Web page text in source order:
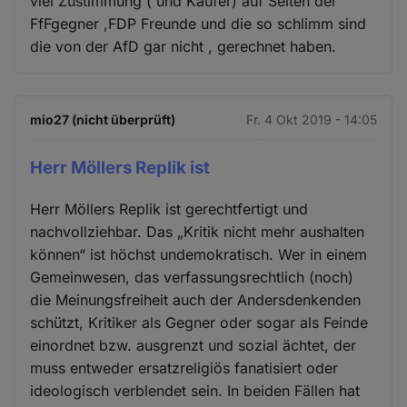
FfFgegner ,FDP Freunde und die so schlimm sind
die von der AfD gar nicht , gerechnet haben.
mio27 (nicht überprüft) Fr. 4 Okt 2019 - 14:05
Herr Möllers Replik ist
Herr Möllers Replik ist gerechtfertigt und
nachvollziehbar. Das „Kritik nicht mehr aushalten
können“ ist höchst undemokratisch. Wer in einem
Gemeinwesen, das verfassungsrechtlich (noch)
die Meinungsfreiheit auch der Andersdenkenden
schützt, Kritiker als Gegner oder sogar als Feinde
einordnet bzw. ausgrenzt und sozial ächtet, der
muss entweder ersatzreligiös fanatisiert oder
ideologisch verblendet sein. In beiden Fällen hat